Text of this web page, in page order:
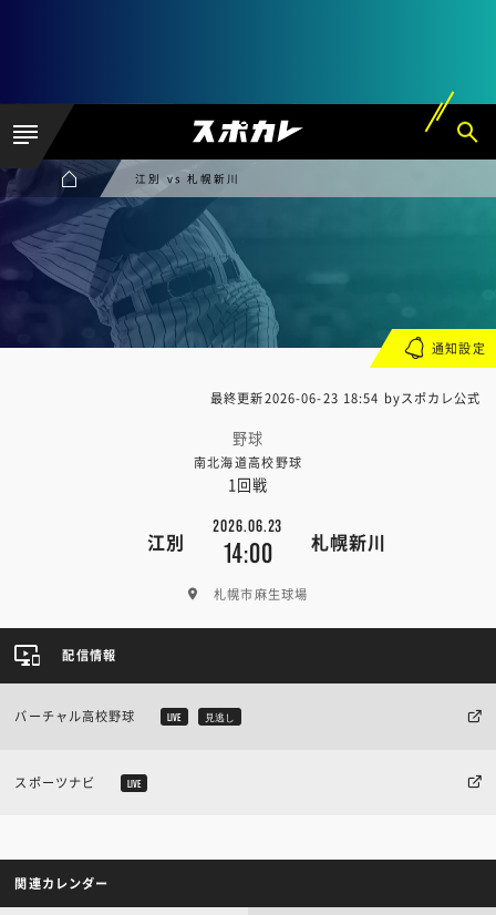
江別 vs 札幌新川
最終更新2026-06-23 18:54 byスポカレ公式
野球
南北海道高校野球
1回戦
江別
2026.06.23
14:00 札幌新川
札幌市麻生球場
通知設定
配信情報
バーチャル高校野球 LIVE 見逃し
スポーツナビ LIVE
関連カレンダー